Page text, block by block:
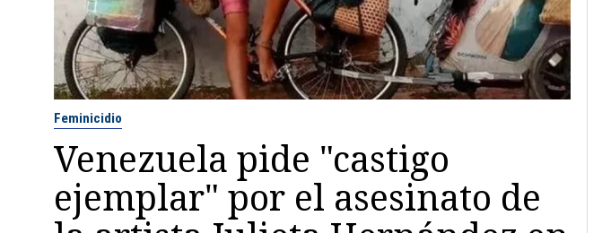
Feminicidio
Venezuela pide "castigo
ejemplar" por el asesinato de